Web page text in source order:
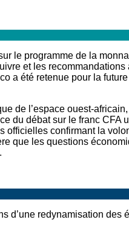
le programme de la
et les
a été retenue pour la
de l’espace ouest-
du débat sur le franc CFA
officielles confirmant la
que les questions
d’une redynamisation des